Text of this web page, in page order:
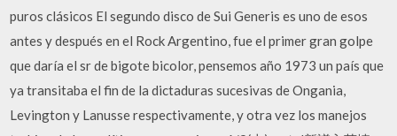
puros clásicos El segundo disco de Sui Generis es uno de esos
antes y después en el Rock Argentino, fue el primer gran golpe
que daría el sr de bigote bicolor, pensemos año 1973 un país que
ya transitaba el fin de la dictaduras sucesivas de Ongania,
Levington y Lanusse respectivamente, y otra vez los manejos